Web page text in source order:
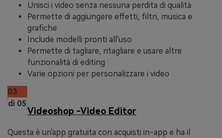
Unisci i video senza nessuna perdita di qualità
Permette di aggiungere effetti, filtri, musica e
grafiche
Include modelli pronti all'uso
Permette di tagliare, ritagliare e usare altre
funzionalità di editing
Varie opzioni per personalizzare i video
03
di 05
Videoshop -Video Editor
Questa è un'app gratuita con acquisti in-app e ha il